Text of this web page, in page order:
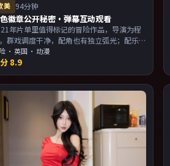
美 94分钟
徽章公开秘密·弹幕互动观看
年片单里值得标记的冒险作品，导演为程
群戏调度干净，配角也有独立弧光；配乐
面气质统一。主演以演技派为主，适合喜
叙事与人物关系的观众加入片单。
·英国 · 动漫
8.9